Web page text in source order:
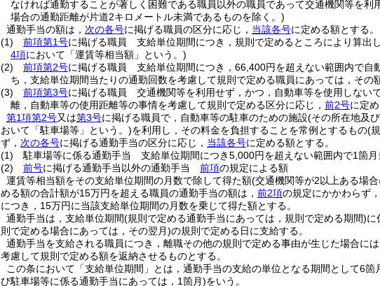
なければ通勤することが著しく困難である職員以外の職員であって交通機関等を
場合の通勤距離が片道2キロメートル未満であるものを除く。)
通勤手当の額は， 次の各号に掲げる職員の区分に応じ， 当該各号に定める額とする。
(1)
前項第1号に掲げる職員 支給単位期間につき，規則で定めるところにより算出
4項において「運賃等相当額」という。)
(2)
前項第2号に掲げる職員 支給単位期間につき，66,400円を超えない範囲内で自
ち，支給単位期間当たりの通勤回数を考慮して規則で定める職員にあっては，そ
(3)
前項第3号に掲げる職員 交通機関等を利用せず，かつ，自動車等を使用しない
離，自動車等の使用距離等の事情を考慮して規則で定める区分に応じ， 前2号に定め
第1項第2号又は第3号に掲げる職員で，自動車等の駐車のための施設(その所在地及
おいて「駐車場等」という。)を利用し，その料金を負担することを常例とするもの(
ず， 次の各号に掲げる通勤手当の区分に応じ， 当該各号に定める額とする。
(1)
駐車場等に係る通勤手当 支給単位期間につき5,000円を超えない範囲内で1箇
(2)
前号に掲げる通勤手当以外の通勤手当 前項の規定による額
運賃等相当額をその支給単位期間の月数で除して得た額(交通機関等が2以上ある場
める額の合計額が15万円を超える職員の通勤手当の額は， 前2項の規定にかかわらず
につき，15万円に当該支給単位期間の月数を乗じて得た額とする。
通勤手当は，支給単位期間(規則で定める通勤手当にあっては，規則で定める期間)に
則で定める場合にあっては，その翌月)の規則で定める日に支給する。
通勤手当を支給される職員につき，離職その他の規則で定める事由が生じた場合に
考慮して規則で定める額を返納させるものとする。
この条において「支給単位期間」とは，通勤手当の支給の単位となる期間として6
び駐車場等に係る通勤手当にあっては，1箇月)をいう。